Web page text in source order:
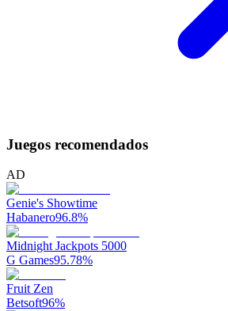
Juegos recomendados
AD
Genie's Showtime
Habanero96.8%
Midnight Jackpots 5000
G Games95.78%
Fruit Zen
Betsoft96%